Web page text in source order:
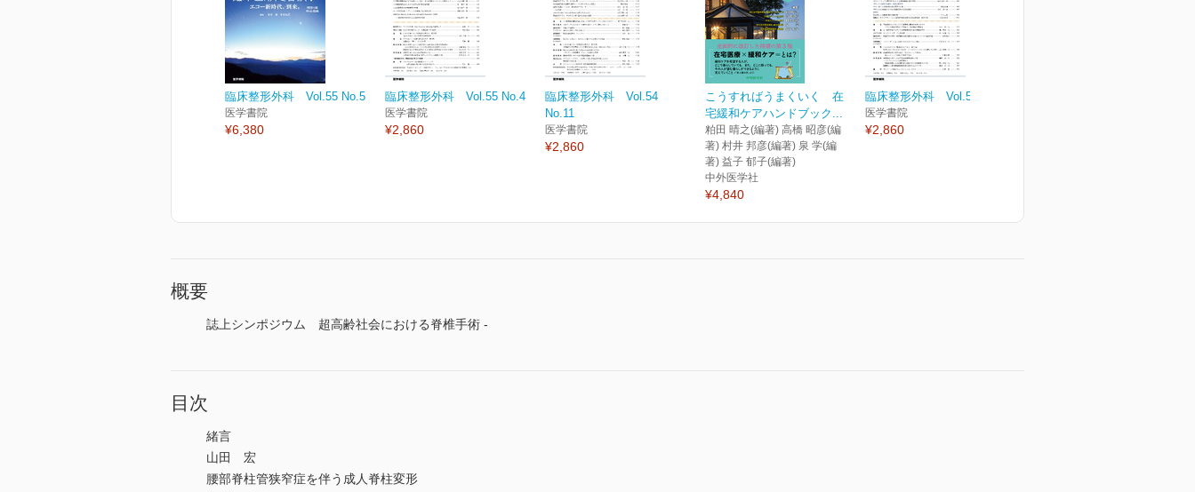
臨床整形外科 Vol.55 No.5
医学書院
¥6,380
臨床整形外科 Vol.55 No.4
医学書院
¥2,860
臨床整形外科 Vol.54
No.11
医学書院
¥2,860
こうすればうまくいく 在
宅緩和ケアハンドブック...
粕田 晴之(編著) 高橋 昭彦(編
著) 村井 邦彦(編著) 泉 学(編
著) 益子 郁子(編著)
中外医学社
¥4,840
臨床整形外科 Vol.54 No.9
医学書院
¥2,860
概要
誌上シンポジウム 超高齢社会における脊椎手術 -
目次
緒言
山田 宏
腰部脊柱管狭窄症を伴う成人脊柱変形